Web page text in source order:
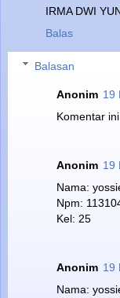
IRMA DWI
Balas
Balasan
Anonim 19
Komentar
Anonim 19
Nama:
Npm:
Kel: 25
Anonim 19
Nama: